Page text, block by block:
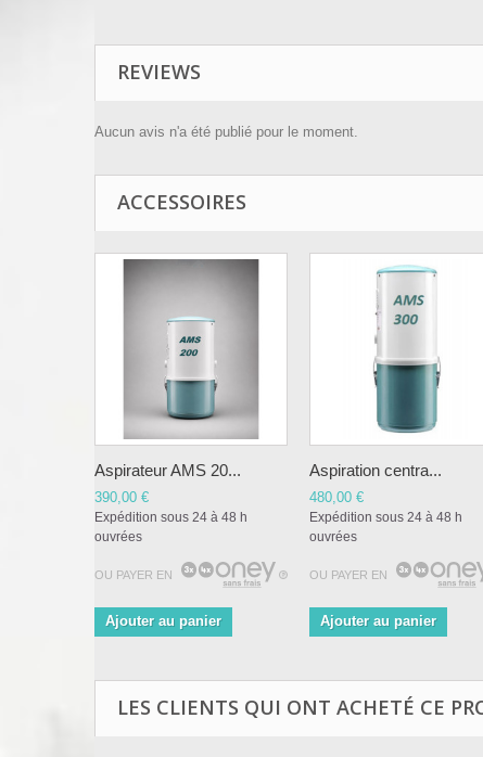
REVIEWS
Aucun avis n'a été publié pour le moment.
ACCESSOIRES
Aspirateur AMS 20...
390,00 €
Expédition sous 24 à 48 h
ouvrées
OU PAYER EN
Ajouter au panier
Aspiration centra...
480,00 €
Expédition sous 24 à 48 h
ouvrées
OU PAYER EN
Ajouter au panier
LES CLIENTS QUI ONT ACHETÉ CE